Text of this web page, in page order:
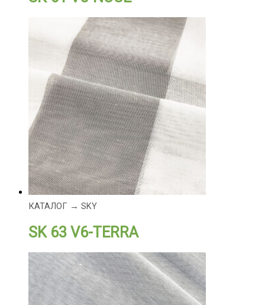
КАТАЛОГ → SKY
SK 63 V6-TERRA